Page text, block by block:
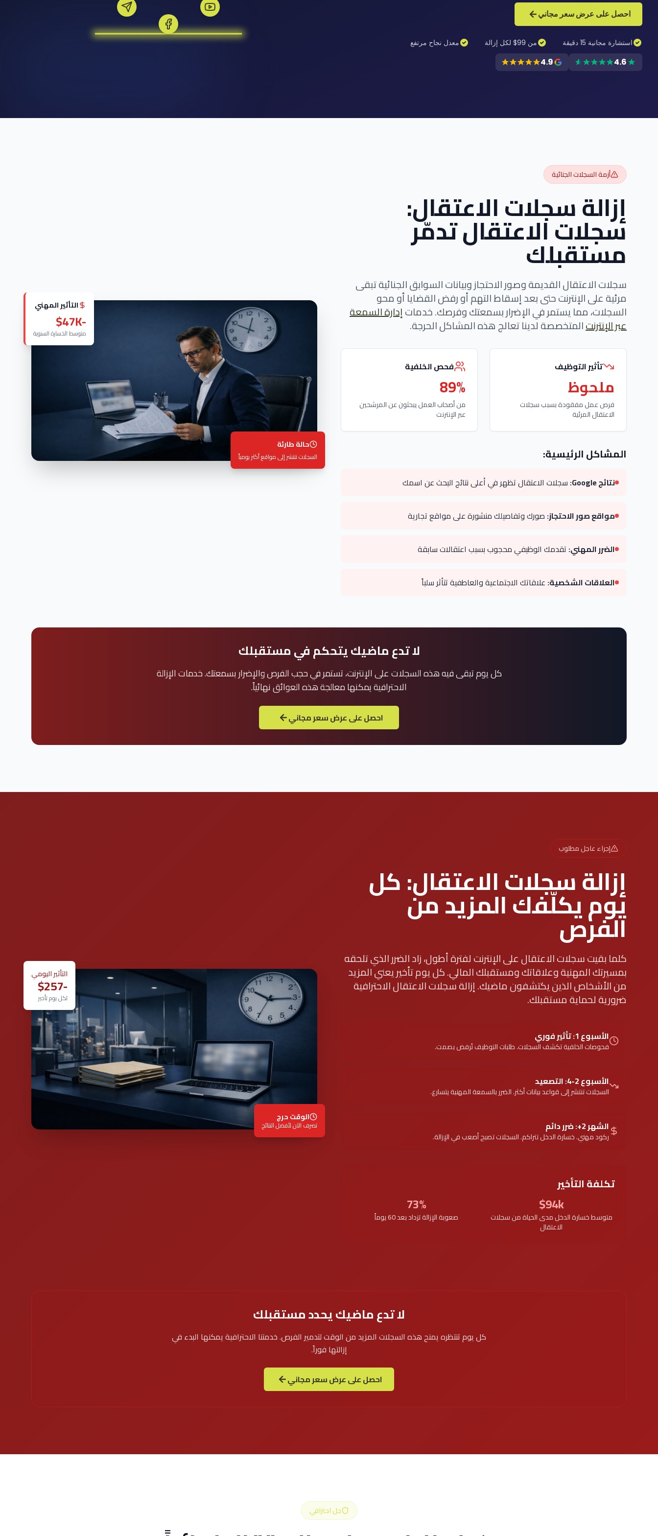
احصل على عرض سعر مجاني
استشارة مجانية 15 دقيقة من 99$ لكل إزالة معدل نجاح مرتفع
4.6
4.9
أزمة السجلات الجنائية
إزالة سجلات الاعتقال:
سجلات الاعتقال تدمّر
مستقبلك
سجلات الاعتقال القديمة وصور الاحتجاز وبيانات السوابق الجنائية تبقى
مرئية على الإنترنت حتى بعد إسقاط التهم أو رفض القضايا أو محو
السجلات، مما يستمر في الإضرار بسمعتك وفرصك. خدماتإدارة السمعة
عبر الإنترنتالمتخصصة لدينا تعالج هذه المشاكل الحرجة.
تأثير التوظيف
ملحوظ
فرص عمل مفقودة بسبب سجلات
الاعتقال المرئية
فحص الخلفية
89%
من أصحاب العمل يبحثون عن المرشحين
عبر الإنترنت
المشاكل الرئيسية:
نتائج Google: سجلات الاعتقال تظهر في أعلى نتائج البحث عن اسمك
مواقع صور الاحتجاز: صورك وتفاصيلك منشورة على مواقع تجارية
الضرر المهني: تقدمك الوظيفي محجوب بسبب اعتقالات سابقة
العلاقات الشخصية: علاقاتك الاجتماعية والعاطفية تتأثر سلباً
التأثير المهني
-$47K
متوسط الخسارة السنوية
حالة طارئة
السجلات تنتشر إلى مواقع أكثر يومياً
لا تدع ماضيك يتحكم في مستقبلك
كل يوم تبقى فيه هذه السجلات على الإنترنت، تستمر في حجب الفرص والإضرار بسمعتك. خدمات الإزالة
الاحترافية يمكنها معالجة هذه العوائق نهائياً.
احصل على عرض سعر مجاني
إجراء عاجل مطلوب
إزالة سجلات الاعتقال: كل
يوم يكلّفك المزيد من
الفرص
كلما بقيت سجلات الاعتقال على الإنترنت لفترة أطول، زاد الضرر الذي تلحقه
بمسيرتك المهنية وعلاقاتك ومستقبلك المالي. كل يوم تأخير يعني المزيد
من الأشخاص الذين يكتشفون ماضيك. إزالة سجلات الاعتقال الاحترافية
ضرورية لحماية مستقبلك.
الأسبوع 1: تأثير فوري
فحوصات الخلفية تكشف السجلات. طلبات التوظيف تُرفض بصمت.
الأسبوع 2-4: التصعيد
السجلات تنتشر إلى قواعد بيانات أكثر. الضرر بالسمعة المهنية يتسارع.
الشهر 2+: ضرر دائم
ركود مهني. خسارة الدخل تتراكم. السجلات تصبح أصعب في الإزالة.
تكلفة التأخير
$94k
متوسط خسارة الدخل مدى الحياة من سجلات
الاعتقال
73%
صعوبة الإزالة تزداد بعد 60 يوماً
التأثير اليومي
-$257
لكل يوم تأخير
الوقت حرج
تصرف الآن لأفضل النتائج
لا تدع ماضيك يحدد مستقبلك
كل يوم تنتظره يمنح هذه السجلات المزيد من الوقت لتدمير الفرص. خدمتنا الاحترافية يمكنها البدء في
إزالتها فوراً.
احصل على عرض سعر مجاني
حل احترافي